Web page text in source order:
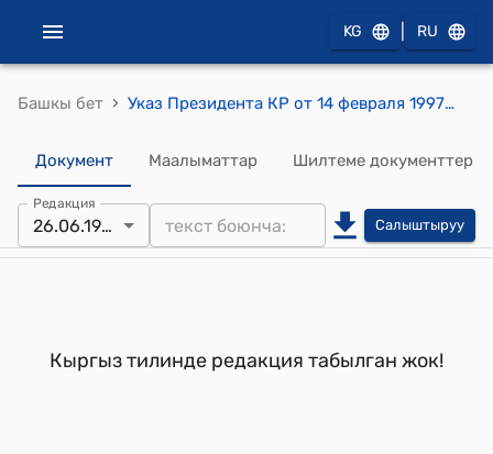
KG RU
Башкы бет › Указ Президента КР от 14 февраля 1997 года УП №50 "О реорганизации структуры Администрации Президента Кыргызской Республики"
Документ Маалыматтар Шилтеме документтер
Редакция
26.06.1998 Салыштыруу
Кыргыз тилинде редакция табылган жок!